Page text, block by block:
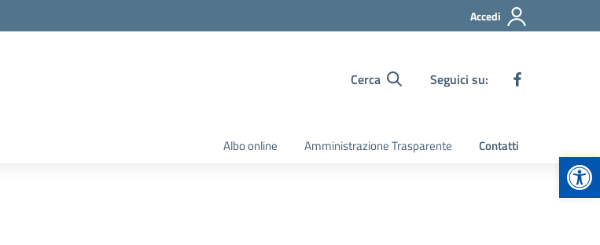
Accedi
Cerca Seguici su:
Albo online Amministrazione Trasparente Contatti